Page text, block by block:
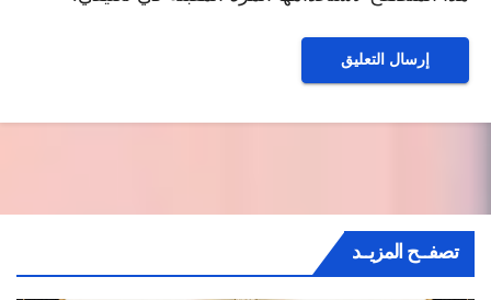
تصفــح المزيــد